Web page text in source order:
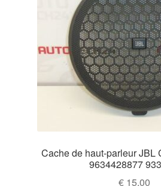
Cache de haut-parleur JBL
9634428877
€15,00